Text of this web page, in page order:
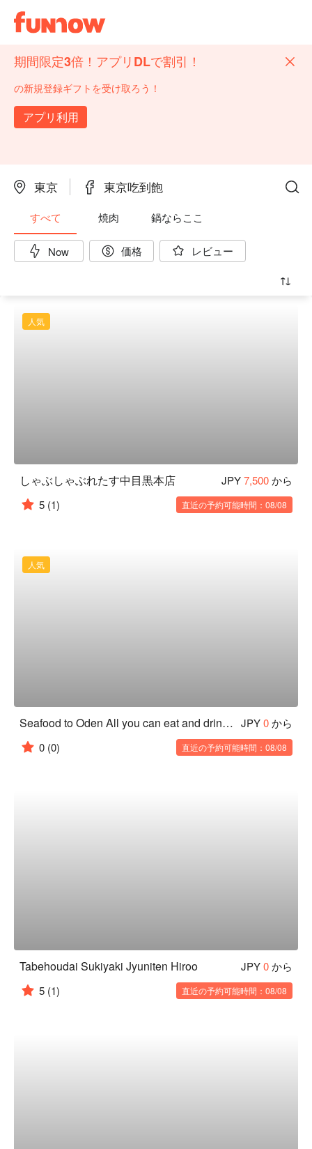
期間限定3倍！アプリDLで割引！
の新規登録ギフトを受け取ろう！
アプリ利用
東京 東京吃到飽
すべて 焼肉 鍋ならここ
Now 価格 レビュー
人気
しゃぶしゃぶれたす中目黒本店 JPY7,500から
5 (1) 直近の予約可能時間：08/08
人気
Seafood to Oden All you can eat and drink Osusumeya PREMIUM Shinjuku Nishiguchi Ten JPY0から
0 (0) 直近の予約可能時間：08/08
Tabehoudai Sukiyaki Jyuniten Hiroo JPY0から
5 (1) 直近の予約可能時間：08/08